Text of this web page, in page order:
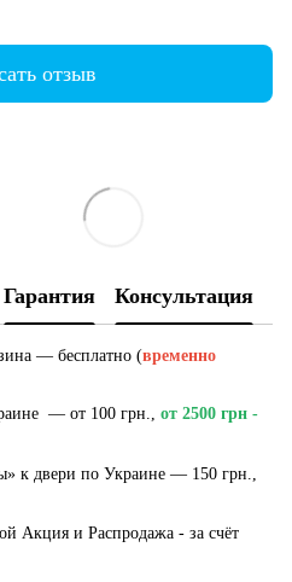
отзыв
Гарантия Консультация
— бесплатно (временно
— от 100 грн., от 2500 грн -
к двери по Украине — 150 грн.,
Акция и Распродажа - за счёт